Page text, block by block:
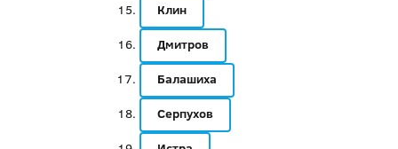
Клин
Дмитров
Балашиха
Серпухов